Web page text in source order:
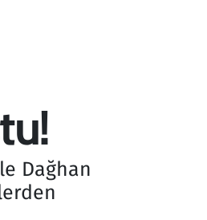
Dağhan